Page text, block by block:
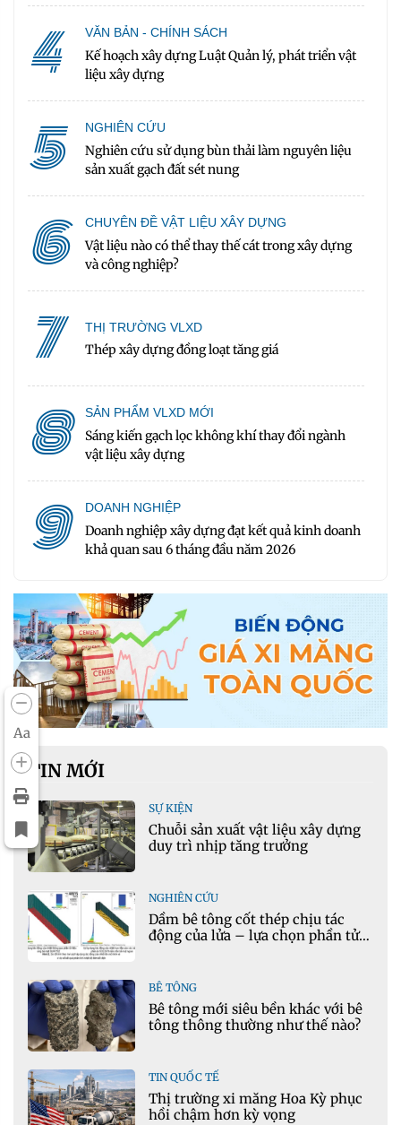
Aa
4 VĂN BẢN - CHÍNH SÁCH
Kế hoạch xây dựng Luật Quản lý, phát triển vật
liệu xây dựng
5 NGHIÊN CỨU
Nghiên cứu sử dụng bùn thải làm nguyên liệu
sản xuất gạch đất sét nung
6 CHUYÊN ĐỀ VẬT LIỆU XÂY DỰNG
Vật liệu nào có thể thay thế cát trong xây dựng
và công nghiệp?
7 THỊ TRƯỜNG VLXD
Thép xây dựng đồng loạt tăng giá
8 SẢN PHẨM VLXD MỚI
Sáng kiến gạch lọc không khí thay đổi ngành
vật liệu xây dựng
9 DOANH NGHIỆP
Doanh nghiệp xây dựng đạt kết quả kinh doanh
khả quan sau 6 tháng đầu năm 2026
TIN MỚI
SỰ KIỆN
Chuỗi sản xuất vật liệu xây dựng
duy trì nhịp tăng trưởng
NGHIÊN CỨU
Dầm bê tông cốt thép chịu tác
động của lửa – lựa chọn phần tử
BÊ TÔNG
Bê tông mới siêu bền khác với bê
tông thông thường như thế nào?
TIN QUỐC TẾ
Thị trường xi măng Hoa Kỳ phục
hồi chậm hơn kỳ vọng